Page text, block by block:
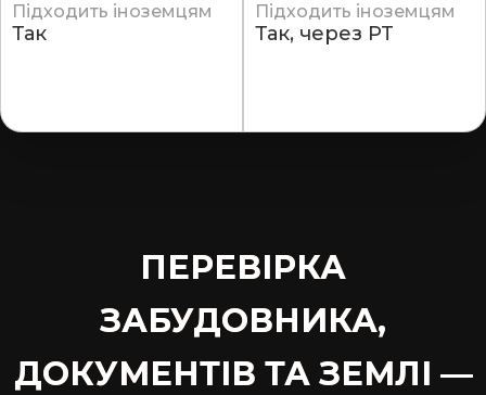
Підходить іноземцям
Так
Підходить іноземцям
Так, через PT
ПЕРЕВІРКА
ЗАБУДОВНИКА,
ДОКУМЕНТІВ ТА ЗЕМЛІ —